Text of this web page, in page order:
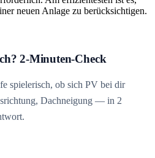
neuen Anlage zu berücksichtigen.
2-Minuten-Check
spielerisch, ob sich PV bei dir
Dachneigung — in 2